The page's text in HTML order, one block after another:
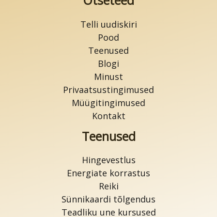
Telli uudiskiri
Pood
Teenused
Blogi
Minust
Privaatsustingimused
Müügitingimused
Kontakt
Teenused
Hingevestlus
Energiate korrastus
Reiki
Sünnikaardi tõlgendus
Teadliku une kursused